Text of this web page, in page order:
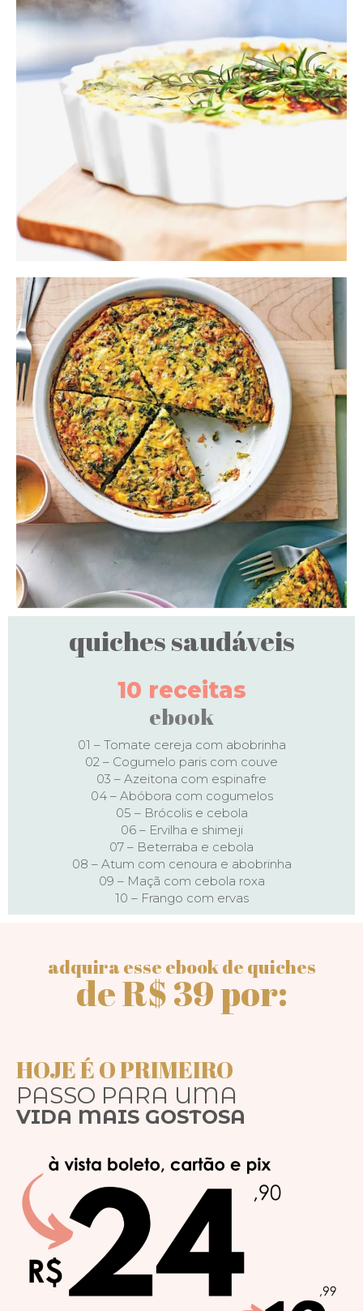
quiches saudáveis
10 receitas
ebook
01 – Tomate cereja com abobrinha
02 – Cogumelo paris com couve
03 – Azeitona com espinafre
04 – Abóbora com cogumelos
05 – Brócolis e cebola
06 – Ervilha e shimeji
07 – Beterraba e cebola
08 – Atum com cenoura e abobrinha
09 – Maçã com cebola roxa
10 – Frango com ervas
adquira esse ebook de quiches
de R$ 39 por:
HOJE É O PRIMEIRO
PASSO PARA UMA
VIDA MAIS GOSTOSA